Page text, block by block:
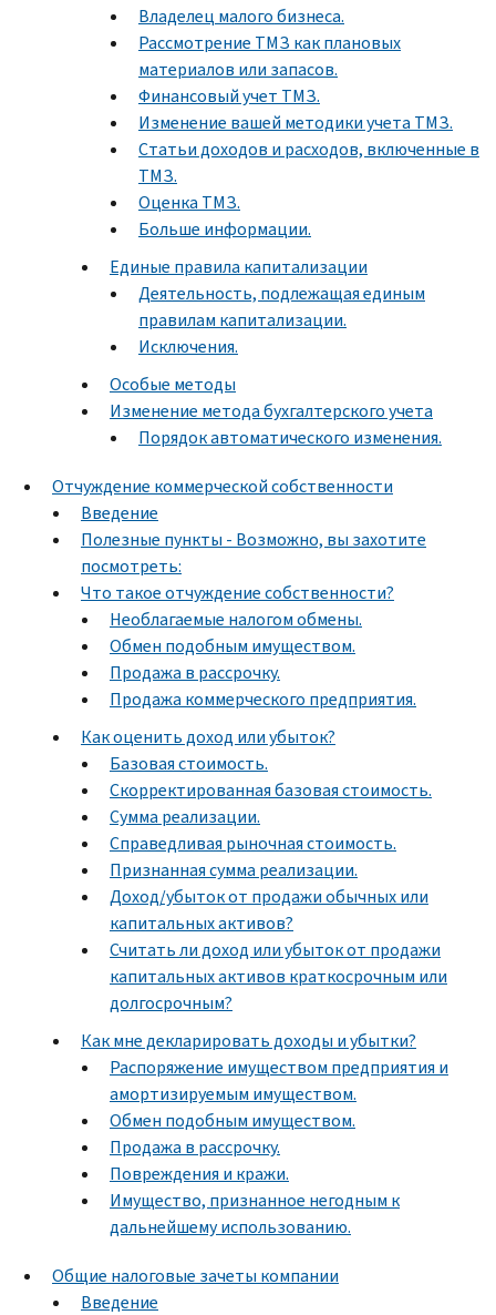
Владелец малого бизнеса.
Рассмотрение ТМЗ как плановых
материалов или запасов.
Финансовый учет ТМЗ.
Изменение вашей методики учета ТМЗ.
Статьи доходов и расходов, включенные в
ТМЗ.
Оценка ТМЗ.
Больше информации.
Единые правила капитализации
Деятельность, подлежащая единым
правилам капитализации.
Исключения.
Особые методы
Изменение метода бухгалтерского учета
Порядок автоматического изменения.
Отчуждение коммерческой собственности
Введение
Полезные пункты - Возможно, вы захотите
посмотреть:
Что такое отчуждение собственности?
Необлагаемые налогом обмены.
Обмен подобным имуществом.
Продажа в рассрочку.
Продажа коммерческого предприятия.
Как оценить доход или убыток?
Базовая стоимость.
Скорректированная базовая стоимость.
Сумма реализации.
Справедливая рыночная стоимость.
Признанная сумма реализации.
Доход/убыток от продажи обычных или
капитальных активов?
Считать ли доход или убыток от продажи
капитальных активов краткосрочным или
долгосрочным?
Как мне декларировать доходы и убытки?
Распоряжение имуществом предприятия и
амортизируемым имуществом.
Обмен подобным имуществом.
Продажа в рассрочку.
Повреждения и кражи.
Имущество, признанное негодным к
дальнейшему использованию.
Общие налоговые зачеты компании
Введение